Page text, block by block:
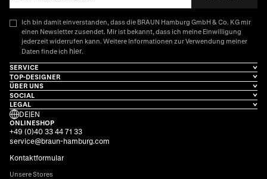
Ich bin damit einverstanden, dass die BRAUN Hamburg GmbH & Co. KG mir
einen Newsletter zusendet. Mir ist bekannt, dass ich meine Einwilligung
jederzeit widerrufen kann. Weitere Informationen zur Verwendung meiner
Daten finde ich hier.
SERVICE
TOP-DESIGNER
ÜBER UNS
SOCIAL
LEGAL
DE|EN
ONLINESHOP
+49 (0)40 33 44 71 33
service@braun-hamburg.com
Kontaktformular
Unsere Stores